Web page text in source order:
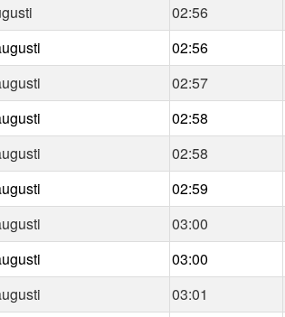
02:56
02:56
02:57
02:58
02:58
02:59
03:00
03:00
03:01